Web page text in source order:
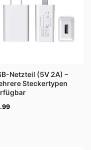
Netzteil (5V 2A) –
Steckertypen